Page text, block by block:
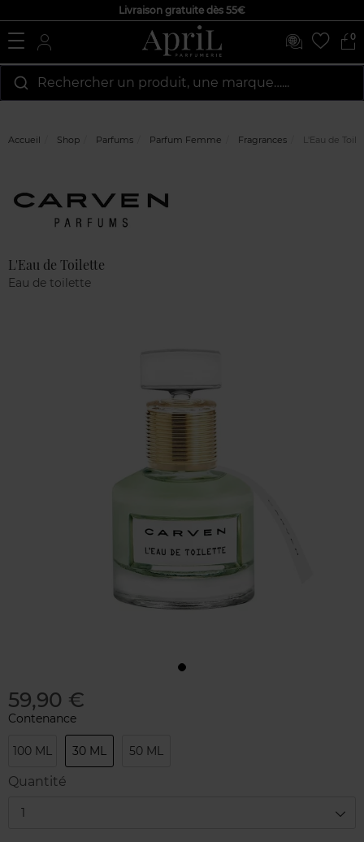
Livraison gratuite dès 55€
0
Rechercher un produit, une marque…...
Accueil Shop Parfums Parfum Femme Fragrances L'Eau de
L'Eau de Toilette
Eau de toilette
59,90 €
Contenance
100 ML 30 ML 50 ML
Quantité
1